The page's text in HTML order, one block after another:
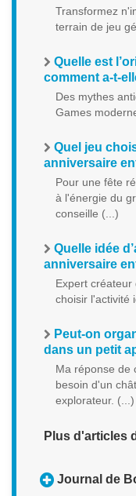
Transformez
terrain de jeu
Quelle est
comment a-t-
Des mythes
Games
Quel jeu
anniversaire
Pour une fête
à l'énergie du
conseille (...)
Quelle idée
anniversaire
Expert créateur
choisir l'activité
Peut-on
dans un petit
Ma réponse de
besoin d'un
explorateur. (...)
Plus d'articles
Journal de